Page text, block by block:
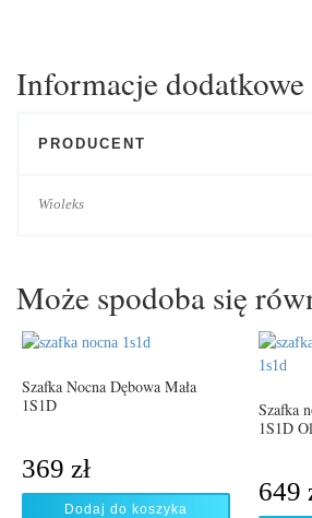
Informacje dodatkowe
PRODUCENT
Wioleks
Może spodoba się
Szafka Nocna Dębowa Mała
1S1D
369 zł
Dodaj do koszyka
Szafka
1S1D
649